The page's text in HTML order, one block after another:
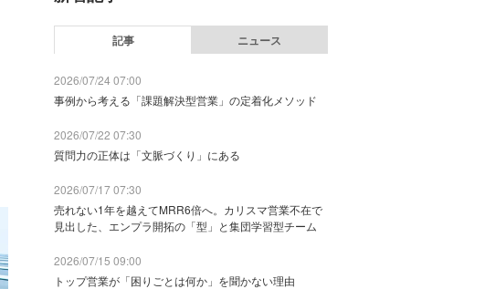
記事 ニュース
2026/07/24 07:00
事例から考える「課題解決型営業」の定着化メソッド
2026/07/22 07:30
質問力の正体は「文脈づくり」にある
2026/07/17 07:30
売れない1年を越えてMRR6倍へ。カリスマ営業不在で
見出した、エンプラ開拓の「型」と集団学習型チーム
2026/07/15 09:00
トップ営業が「困りごとは何か」を聞かない理由